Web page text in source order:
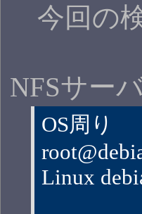
今回の
NFSサー
OS周り
Linux